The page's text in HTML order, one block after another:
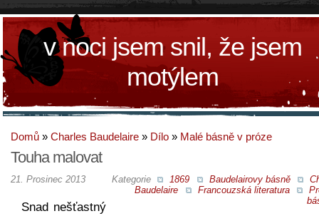
v noci jsem snil, že jsem
motýlem
Domů » Charles Baudelaire » Dílo » Malé básně v próze
Touha malovat
Kategorie 1869 Baudelairovy básně
Baudelaire
Francouzská literatura
21. Prosinec 2013
Snad nešťastný